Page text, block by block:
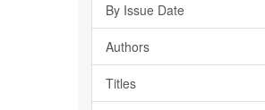
By Issue Date
Authors
Titles